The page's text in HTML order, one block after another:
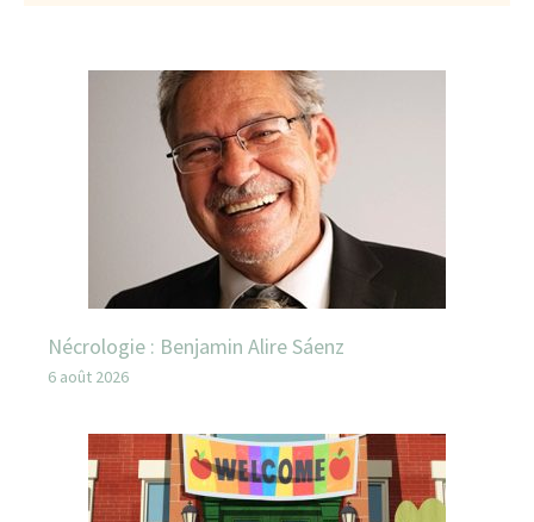
Nécrologie : Benjamin Alire Sáenz
6 août 2026